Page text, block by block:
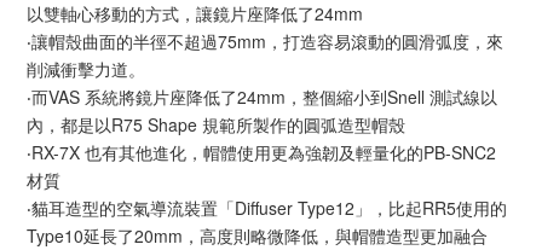
以雙軸心移動的方式，讓鏡片座降低了24mm
‧讓帽殼曲面的半徑不超過75mm，打造容易滾動的圓滑弧度，來
削減衝擊力道。
‧而VAS 系統將鏡片座降低了24mm，整個縮小到Snell 測試線以
內，都是以R75 Shape 規範所製作的圓弧造型帽殼
‧RX-7X 也有其他進化，帽體使用更為強韌及輕量化的PB-SNC2
材質
‧貓耳造型的空氣導流裝置「Diffuser Type12」，比起RR5使用的
Type10延長了20mm，高度則略微降低，與帽體造型更加融合